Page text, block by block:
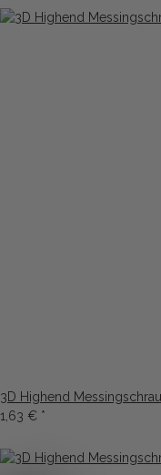
3D Highend
1,63 € *